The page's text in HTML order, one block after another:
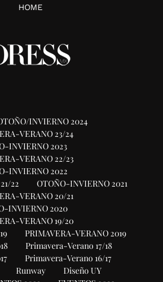
HOME
INVIERNO 2024
VERANO 23/24
INVIERNO 2023
VERANO 22/23
INVIERNO 2022
22
OTOÑO-INVIERNO 2021
VERANO 20/21
INVIERNO 2020
VERANO 19/20
PRIMAVERA-VERANO 2019
Primavera-Verano 17/18
Primavera-Verano 16/17
Runway
Diseño UY